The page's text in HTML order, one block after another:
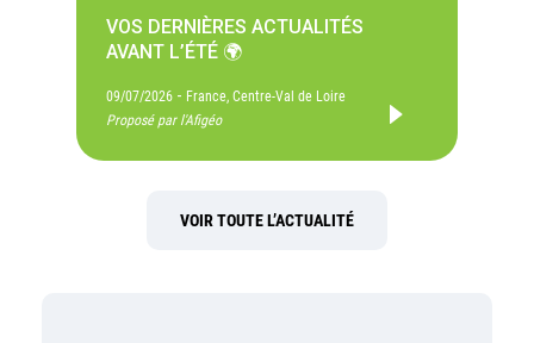
VOS DERNIÈRES ACTUALITÉS
AVANT L’ÉTÉ 🌍
09/07/2026 - France, Centre-Val de Loire
Proposé par l'Afigéo
VOIR TOUTE L’ACTUALITÉ